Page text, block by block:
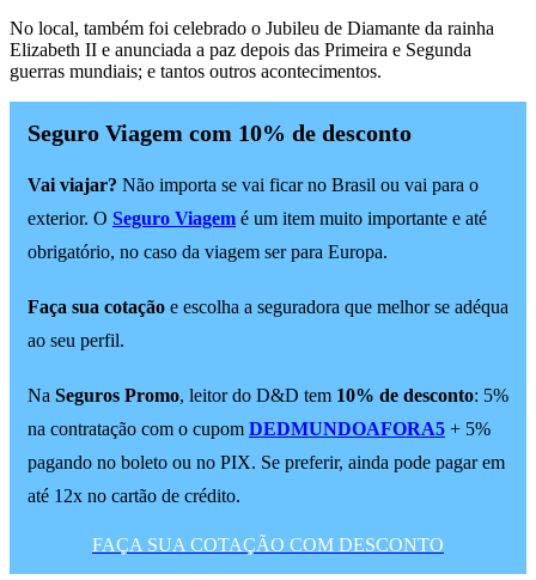
No local, também foi celebrado o Jubileu de Diamante da rainha
Elizabeth II e anunciada a paz depois das Primeira e Segunda
guerras mundiais; e tantos outros acontecimentos.
Seguro Viagem com 10% de desconto
Vai viajar? Não importa se vai ficar no Brasil ou vai para o
exterior. O Seguro Viagem é um item muito importante e até
obrigatório, no caso da viagem ser para Europa.
Faça sua cotação e escolha a seguradora que melhor se adéqua
ao seu perfil.
Na Seguros Promo, leitor do D&D tem 10% de desconto: 5%
na contratação com o cupom DEDMUNDOAFORA5 + 5%
pagando no boleto ou no PIX. Se preferir, ainda pode pagar em
até 12x no cartão de crédito.
FAÇA SUA COTAÇÃO COM DESCONTO